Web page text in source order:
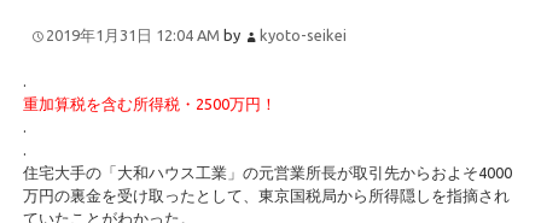
2019年1月31日 12:04 AM by kyoto-seikei
重加算税を含む所得税・2500万円！
住宅大手の「大和ハウス工業」の元営業所長が取引先からおよそ4000
万円の裏金を受け取ったとして、東京国税局から所得隠しを指摘され
ていたことがわかった。